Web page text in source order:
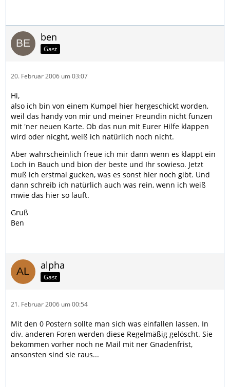
ben
Gast
20. Februar 2006 um 03:07
Hi,
also ich bin von einem Kumpel hier hergeschickt worden,
weil das handy von mir und meiner Freundin nicht funzen
mit 'ner neuen Karte. Ob das nun mit Eurer Hilfe klappen
wird oder nicght, weiß ich natürlich noch nicht.
Aber wahrscheinlich freue ich mir dann wenn es klappt ein
Loch in Bauch und bion der beste und Ihr sowieso. Jetzt
muß ich erstmal gucken, was es sonst hier noch gibt. Und
dann schreib ich natürlich auch was rein, wenn ich weiß
mwie das hier so läuft.
Gruß
Ben
alpha
Gast
21. Februar 2006 um 00:54
Mit den 0 Postern sollte man sich was einfallen lassen. In
div. anderen Foren werden diese Regelmäßig gelöscht. Sie
bekommen vorher noch ne Mail mit ner Gnadenfrist,
ansonsten sind sie raus...